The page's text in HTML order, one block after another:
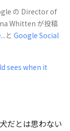
の Director of
Whitten が投稿
と Google Social
sees when it
だとは思わない